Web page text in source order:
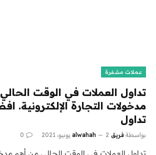
عملات مشفرة
تداول العملات في الوقت
مدخولات التجارة الإلكترونية.
تداول
بواسطة فريق alwahah 2 يونيو، 2021 0